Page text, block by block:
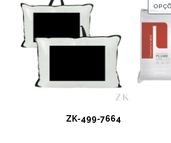
ZK-499-7664